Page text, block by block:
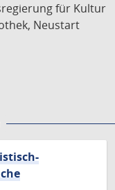
für Kultur
Neustart